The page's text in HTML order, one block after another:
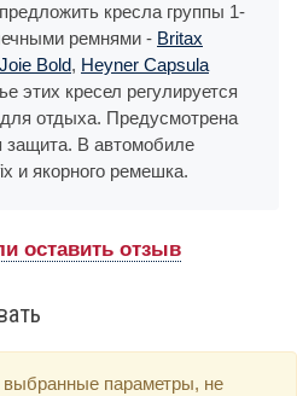
кресла группы 1-
ремнями - Britax
Joie Bold, Heyner Capsula
этих кресел регулируется
отдыха. Предусмотрена
защита. В автомобиле
и якорного ремешка.
оставить отзыв
параметры, не